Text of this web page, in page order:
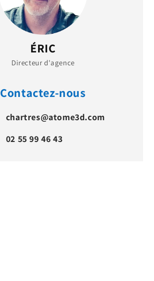
ÉRIC
Directeur d'agence
Contactez-nous
chartres@atome3d.com
02 55 99 46 43